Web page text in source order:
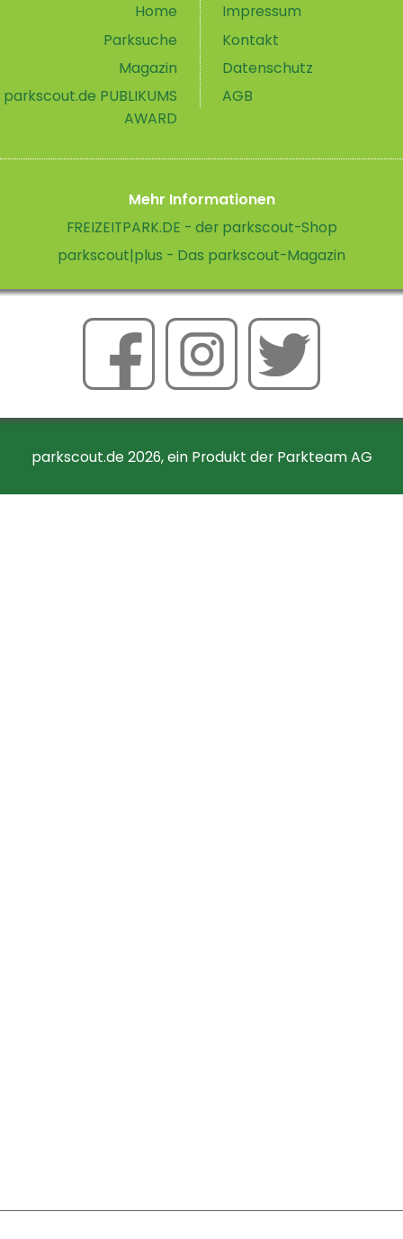
Home
Parksuche
Magazin
parkscout.de PUBLIKUMS
AWARD
Impressum
Kontakt
Datenschutz
AGB
Mehr Informationen
FREIZEITPARK.DE - der parkscout-Shop
parkscout|plus - Das parkscout-Magazin
parkscout.de 2026, ein Produkt der Parkteam AG